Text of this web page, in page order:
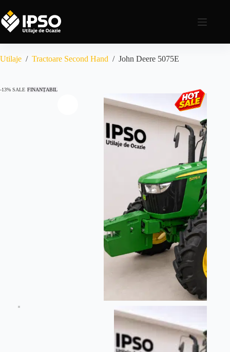
Utilaje / Tractoare Second Hand / John Deere 5075E
-13% SALE FINANȚABIL